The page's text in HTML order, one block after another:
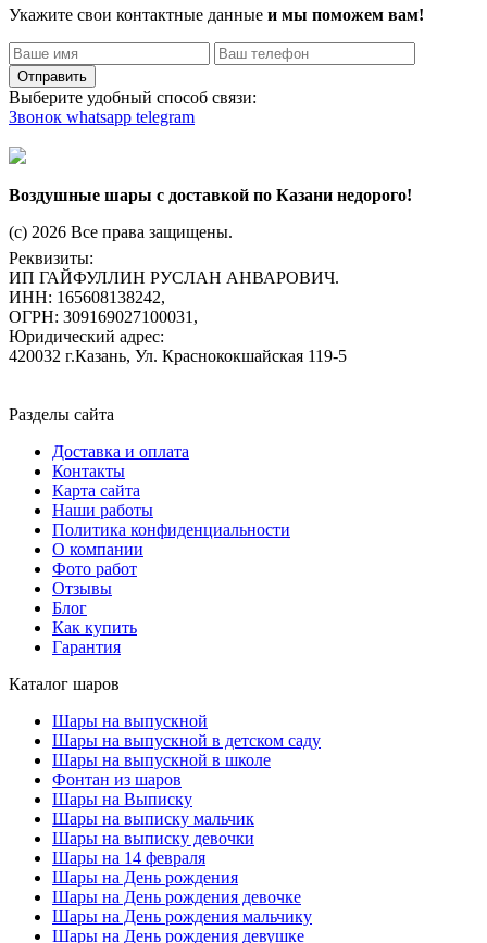
Укажите свои контактные данные и мы поможем вам!
Отправить
Выберите удобный способ связи:
Звонок whatsapp telegram
Воздушные шары с доставкой по Казани недорого!
(c) 2026 Все права защищены.
Реквизиты:
ИП ГАЙФУЛЛИН РУСЛАН АНВАРОВИЧ.
ИНН: 165608138242,
ОГРН: 309169027100031,
Юридический адрес:
420032 г.Казань, Ул. Краснококшайская 119-5
Разделы сайта
Доставка и оплата
Контакты
Карта сайта
Наши работы
Политика конфиденциальности
О компании
Фото работ
Отзывы
Блог
Как купить
Гарантия
Каталог шаров
Шары на выпускной
Шары на выпускной в детском саду
Шары на выпускной в школе
Фонтан из шаров
Шары на Выписку
Шары на выписку мальчик
Шары на выписку девочки
Шары на 14 февраля
Шары на День рождения
Шары на День рождения девочке
Шары на День рождения мальчику
Шары на День рождения девушке